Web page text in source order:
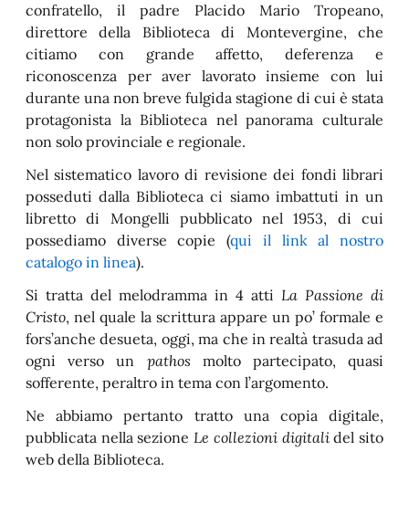
confratello, il padre Placido Mario Tropeano,
direttore della Biblioteca di Montevergine, che
citiamo con grande affetto, deferenza e
riconoscenza per aver lavorato insieme con lui
durante una non breve fulgida stagione di cui è stata
protagonista la Biblioteca nel panorama culturale
non solo provinciale e regionale.
Nel sistematico lavoro di revisione dei fondi librari
posseduti dalla Biblioteca ci siamo imbattuti in un
libretto di Mongelli pubblicato nel 1953, di cui
possediamo diverse copie (qui il link al nostro
catalogo in linea).
Si tratta del melodramma in 4 atti La Passione di
Cristo, nel quale la scrittura appare un po’ formale e
fors’anche desueta, oggi, ma che in realtà trasuda ad
ogni verso un pathos molto partecipato, quasi
sofferente, peraltro in tema con l’argomento.
Ne abbiamo pertanto tratto una copia digitale,
pubblicata nella sezioneLe collezioni digitalidel sito
web della Biblioteca.